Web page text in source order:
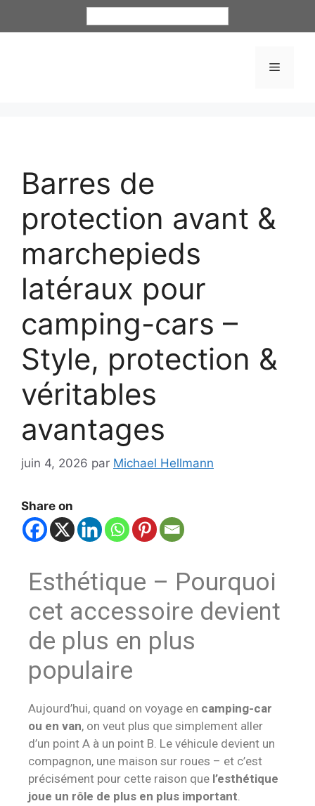
Barres de
protection avant &
marchepieds
latéraux pour
camping-cars –
Style, protection &
véritables
avantages
juin 4, 2026 par Michael Hellmann
Share on
Esthétique – Pourquoi
cet accessoire devient
de plus en plus
populaire
Aujourd’hui, quand on voyage en camping-car
ou en van, on veut plus que simplement aller
d’un point A à un point B. Le véhicule devient un
compagnon, une maison sur roues – et c’est
précisément pour cette raison que l’esthétique
joue un rôle de plus en plus important.